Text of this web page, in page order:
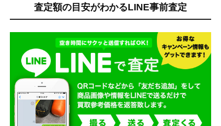
査定額の目安がわかるLINE事前査定